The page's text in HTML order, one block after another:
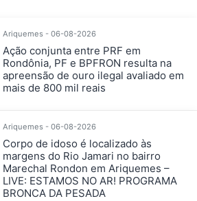
Ariquemes - 06-08-2026
Ação conjunta entre PRF em
Rondônia, PF e BPFRON resulta na
apreensão de ouro ilegal avaliado em
mais de 800 mil reais
Ariquemes - 06-08-2026
Corpo de idoso é localizado às
margens do Rio Jamari no bairro
Marechal Rondon em Ariquemes –
LIVE: ESTAMOS NO AR! PROGRAMA
BRONCA DA PESADA